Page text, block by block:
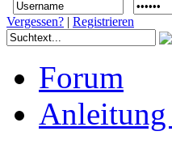
Vergessen? | Registrieren
Forum
Anleitung